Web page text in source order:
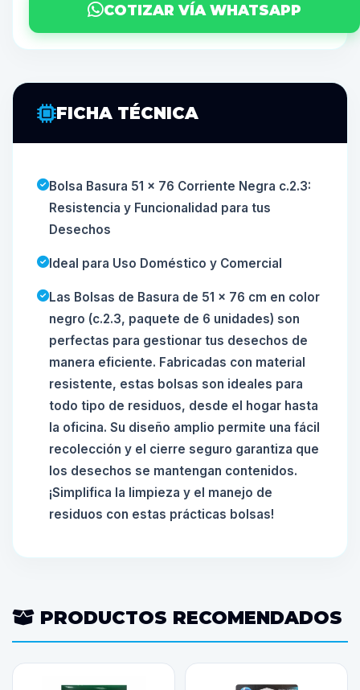
COTIZAR VÍA WHATSAPP
FICHA TÉCNICA
Bolsa Basura 51 x 76 Corriente Negra c.2.3:
Resistencia y Funcionalidad para tus
Desechos
Ideal para Uso Doméstico y Comercial
Las Bolsas de Basura de 51 x 76 cm en color
negro (c.2.3, paquete de 6 unidades) son
perfectas para gestionar tus desechos de
manera eficiente. Fabricadas con material
resistente, estas bolsas son ideales para
todo tipo de residuos, desde el hogar hasta
la oficina. Su diseño amplio permite una fácil
recolección y el cierre seguro garantiza que
los desechos se mantengan contenidos.
¡Simplifica la limpieza y el manejo de
residuos con estas prácticas bolsas!
PRODUCTOS RECOMENDADOS